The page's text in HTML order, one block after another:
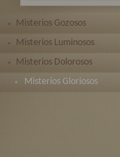
Misterios Gozosos
Misterios Luminosos
Misterios Dolorosos
Misterios Gloriosos